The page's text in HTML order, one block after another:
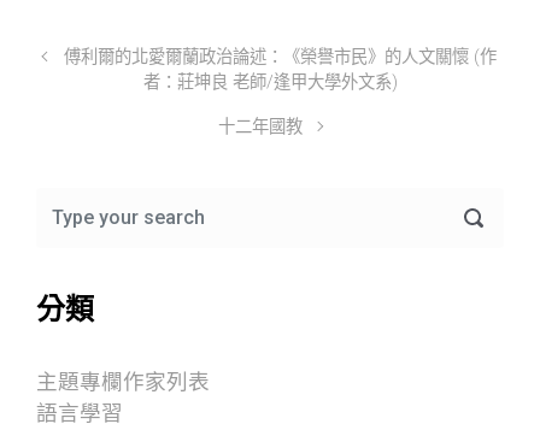
傅利爾的北愛爾蘭政治論述：《榮譽市民》的人文關懷 (作
者：莊坤良 老師/逢甲大學外文系)
十二年國教
分類
主題專欄作家列表
語言學習